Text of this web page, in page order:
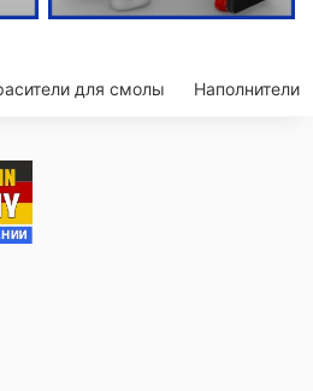
для смолы Наполнители